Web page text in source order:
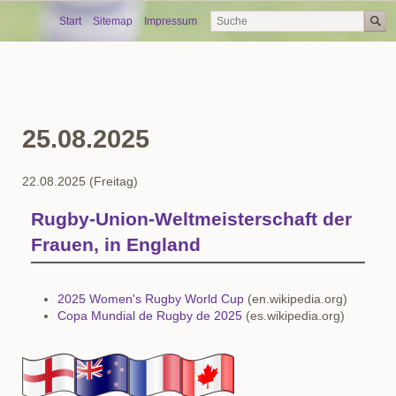
Skip
navigation
Start Sitemap Impressum
25.08.2025
22.08.2025 (Freitag)
Rugby-Union-Weltmeisterschaft der
Frauen, in England
2025 Women's Rugby World Cup (en.wikipedia.org)
Copa Mundial de Rugby de 2025 (es.wikipedia.org)